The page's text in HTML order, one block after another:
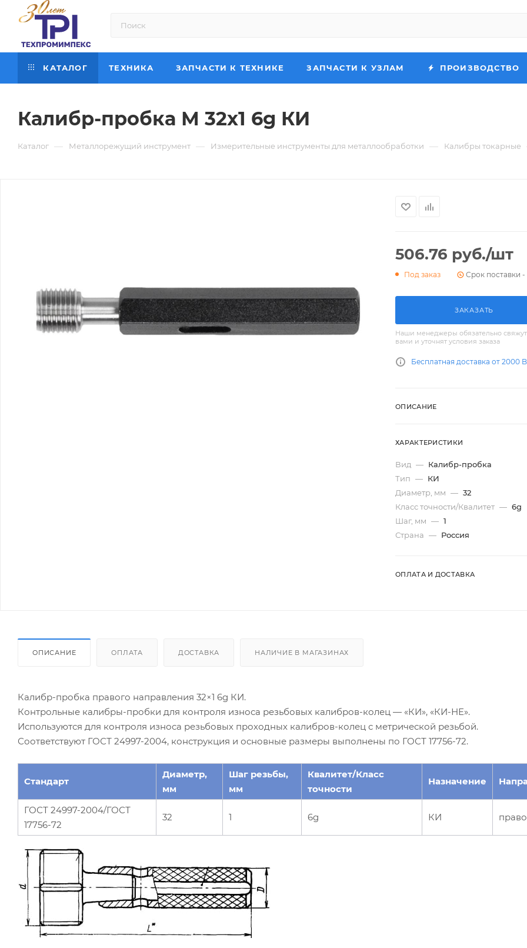
КАТАЛОГ ТЕХНИКА ЗАПЧАСТИ К ТЕХНИКЕ ЗАПЧАСТИ К УЗЛАМ ПРОИЗВОДСТВО
Калибр-пробка М 32х1 6g КИ
Каталог — Металлорежущий инструмент — Измерительные инструменты для металлообработки — Калибры токарные
506.76 руб./шт
Под заказ Срок поставки -
ЗАКАЗАТЬ
Наши менеджеры обязательно
вами и уточнят условия заказа
Бесплатная доставка от 2000
ОПИСАНИЕ
ХАРАКТЕРИСТИКИ
Вид — Калибр-пробка
Тип — КИ
Диаметр, мм — 32
Класс точности/Квалитет — 6g
Шаг, мм — 1
Страна — Россия
ОПЛАТА И ДОСТАВКА
ОПИСАНИЕ ОПЛАТА ДОСТАВКА НАЛИЧИЕ В МАГАЗИНАХ
Калибр-пробка правого направления 32×1 6g КИ.
Контрольные калибры-пробки для контроля износа резьбовых калибров-колец — «КИ», «КИ-НЕ».
Используются для контроля износа резьбовых проходных калибров-колец с метрической резьбой.
Соответствуют ГОСТ 24997-2004, конструкция и основные размеры выполнены по ГОСТ 17756-72.
Стандарт
Диаметр,
мм
Шаг резьбы,
мм
Квалитет/Класс
точности
Назначение
ГОСТ 24997-2004/ГОСТ
17756-72
32 1 6g КИ